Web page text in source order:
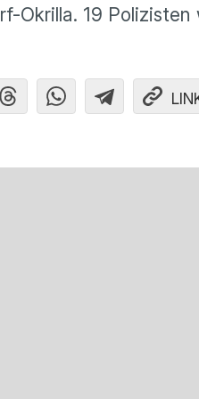
Okrilla. 19 Polizisten